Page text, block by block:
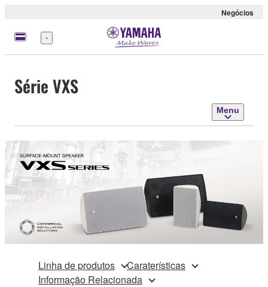
Negócios
Menu
Série VXS
Menu
Linha de produtos
Caraterísticas
Informação Relacionada